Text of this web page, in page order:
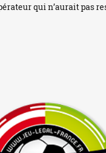
qui n’aurait pas